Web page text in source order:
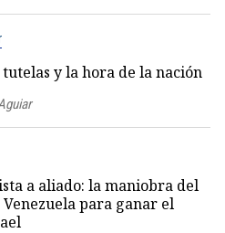
y la hora de la nación
a aliado: la maniobra del
para ganar el